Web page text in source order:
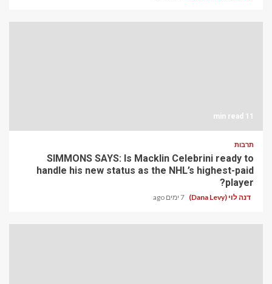
11 min read
תרבות
SIMMONS SAYS: Is Macklin Celebrini ready to
handle his new status as the NHL’s highest-paid
player?
דנה לוי (Dana Levy) 7 ימים ago